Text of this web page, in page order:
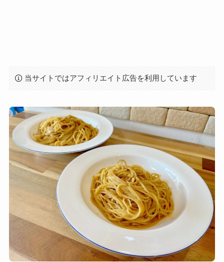
当サイトではアフィリエイト広告を利用しています